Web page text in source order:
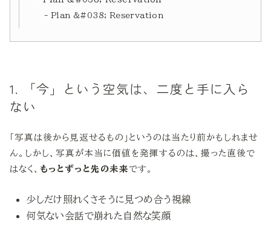
Plan &#038; Reservation
1. 「今」という空気は、二度と手に入ら
ない
「写真は後から見返せるもの」というのは当たり前かもしれませ
ん。しかし、写真が本当に価値を発揮するのは、撮った直後で
はなく、 もっとずっと先の未来 です。
少しだけ照れくさそうに見つめ合う視線
何気ない会話で崩れた自然な笑顔